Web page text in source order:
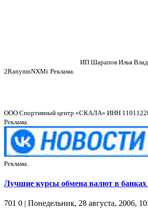
ИП Шарапов Илья
2RanymnNXMi Реклама.
ООО Спортивный центр «СКАЛА» ИНН
Реклама.
Реклама.
Лучшие курсы обмена валют в банках
701 0 | Понедельник, 28 августа, 2006,